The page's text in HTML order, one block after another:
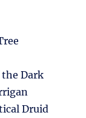
Dark
Druid